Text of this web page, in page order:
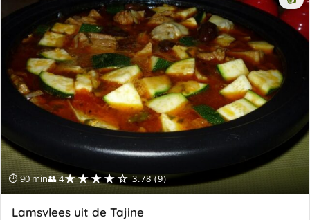
⏱ 90 min👥 4★★★★☆ 3.78 (9)
Lamsvlees uit de Tajine